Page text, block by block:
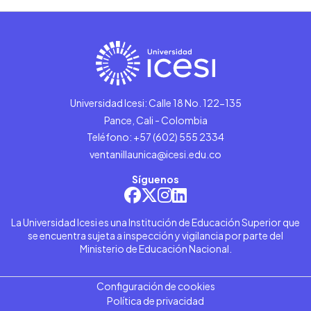
Universidad Icesi: Calle 18 No. 122-135
Pance, Cali - Colombia
Teléfono: +57 (602) 555 2334
ventanillaunica@icesi.edu.co
Síguenos
La Universidad Icesi es una Institución de Educación Superior que
se encuentra sujeta a inspección y vigilancia por parte del
Ministerio de Educación Nacional.
Configuración de cookies
Política de privacidad